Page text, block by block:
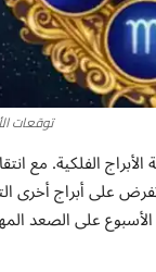
توقعات
الفلكية. مع
تفرض على أبراج أخرى
الأسبوع على الصعد